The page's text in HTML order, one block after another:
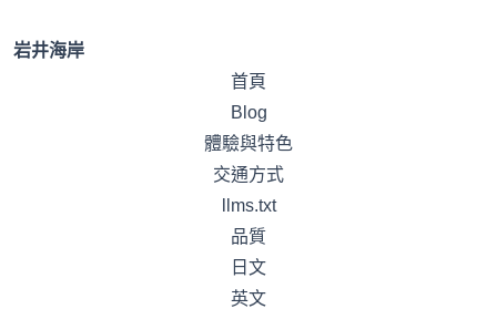
岩井海岸
首頁
Blog
體驗與特色
交通方式
llms.txt
品質
日文
英文